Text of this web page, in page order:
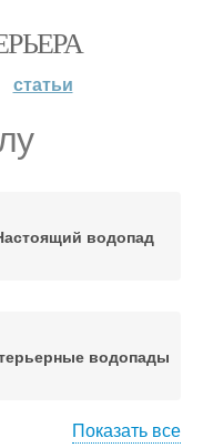
статьи
водопад
водопады
Показать все